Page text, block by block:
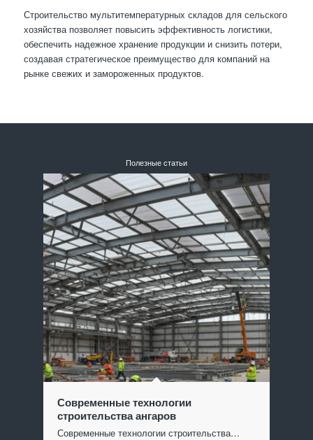
Строительство мультитемпературных складов для сельского
хозяйства позволяет повысить эффективность логистики,
обеспечить надежное хранение продукции и снизить потери,
создавая стратегическое преимущество для компаний на
рынке свежих и замороженных продуктов.
Полезные статьи
Современные технологии
строительства ангаров
Современные технологии строительства…